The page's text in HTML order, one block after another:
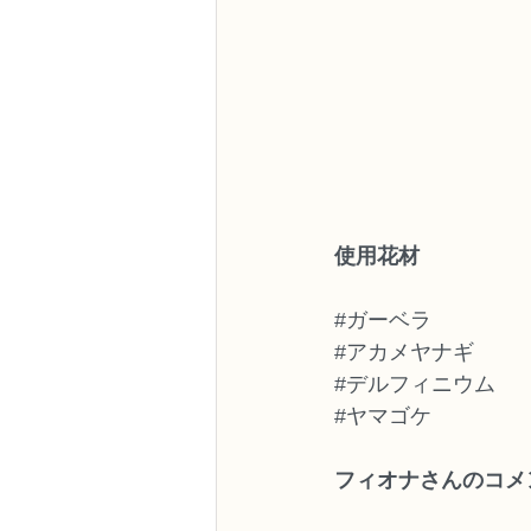
使用花材
#ガーベラ
#アカメヤナギ
#デルフィニウム
#ヤマゴケ
フィオナさんのコ